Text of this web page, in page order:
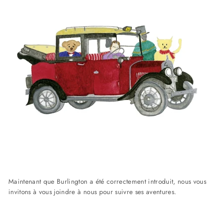
Maintenant que Burlington a été correctement introduit, nous vous
invitons à vous joindre à nous pour suivre ses aventures.